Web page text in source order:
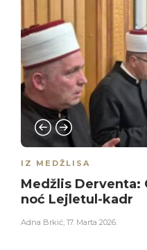
IZ MEDŽLISA
Medžlis Derventa:
noć Lejletul-kadr
Adna Brkić, 17. Marta 2026.